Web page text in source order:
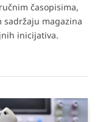
časopisima,
sadržaju magazina
inicijativa.